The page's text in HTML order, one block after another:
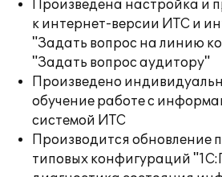
Произведена настройка и
к интернет-версии ИТС и
"Задать вопрос на линию
"Задать вопрос аудитору"
Произведено
обучение работе с
системой ИТС
Производится обновление
типовых конфигураций